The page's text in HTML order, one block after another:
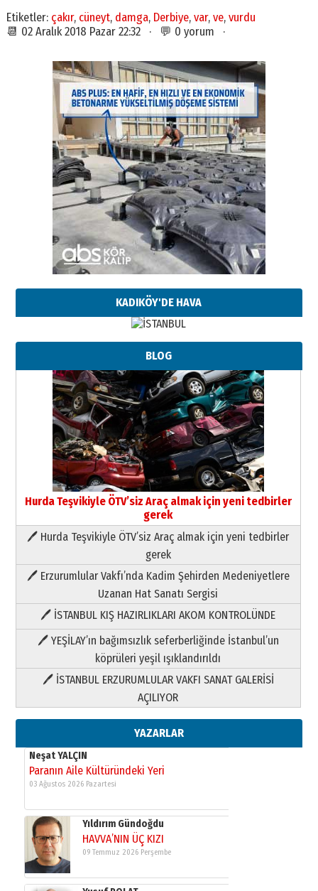
Etiketler: çakır, cüneyt, damga, Derbiye, var, ve, vurdu
📆 02 Aralık 2018 Pazar 22:32 · 💬 0 yorum ·
KADIKÖY'DE HAVA
BLOG
Hurda Teşvikiyle ÖTV’siz Araç almak için yeni tedbirler
gerek
🖊 Hurda Teşvikiyle ÖTV’siz Araç almak için yeni tedbirler
gerek
🖊 Erzurumlular Vakfı’nda Kadim Şehirden Medeniyetlere
Uzanan Hat Sanatı Sergisi
🖊 İSTANBUL KIŞ HAZIRLIKLARI AKOM KONTROLÜNDE
🖊 YEŞİLAY’ın bağımsızlık seferberliğinde İstanbul’un
köprüleri yeşil ışıklandırıldı
🖊 İSTANBUL ERZURUMLULAR VAKFI SANAT GALERİSİ
AÇILIYOR
YAZARLAR
Paranın Aile Kültüründeki Yeri
03 Ağustos 2026 Pazartesi
Yıldırım Gündoğdu
HAVVA’NIN ÜÇ KIZI
09 Temmuz 2026 Perşembe
Yusuf POLAT
Şampiyonluk Sebahattin Şirin’e
11 Mayıs 2026 Pazartesi
Neşat YALÇIN
Paranın Aile Kültüründeki Yeri
03 Ağustos 2026 Pazartesi
Yıldırım Gündoğdu
HAVVA’NIN ÜÇ KIZI
09 Temmuz 2026 Perşembe